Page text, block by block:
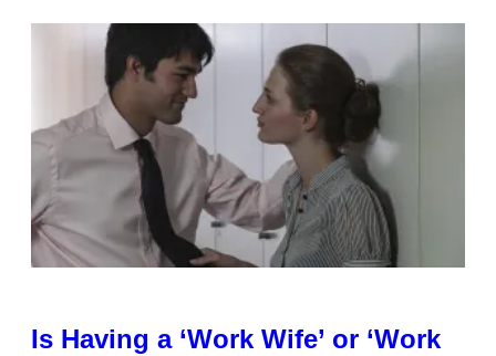
Is Having a ‘Work Wife’ or ‘Work